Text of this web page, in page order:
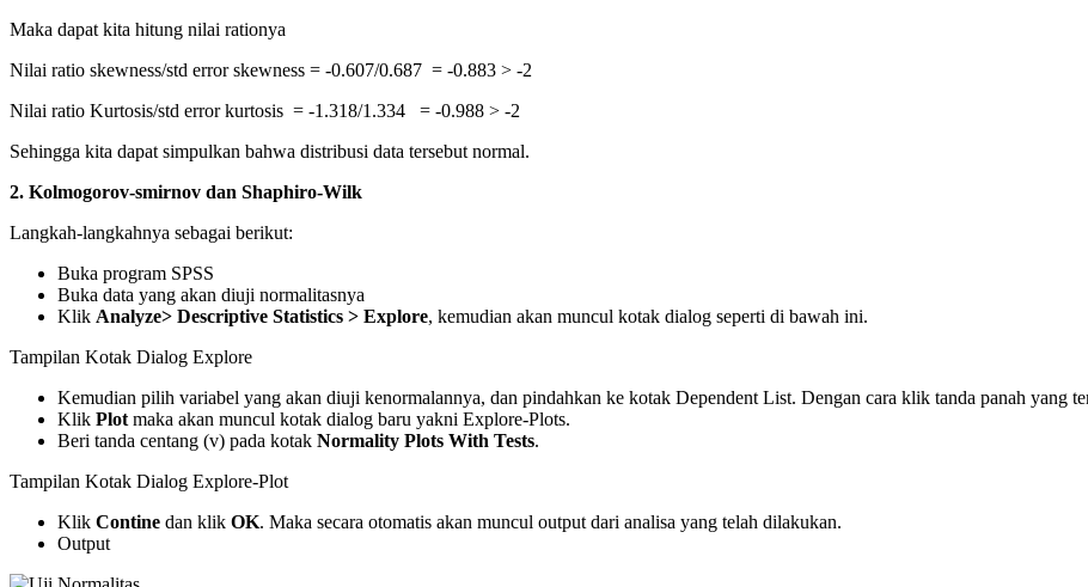
Maka dapat kita hitung nilai rationya
Nilai ratio skewness/std error skewness = -0.607/0.687 = -0.883 > -2
Nilai ratio Kurtosis/std error kurtosis = -1.318/1.334 = -0.988 > -2
Sehingga kita dapat simpulkan bahwa distribusi data tersebut normal.
2. Kolmogorov-smirnov dan Shaphiro-Wilk
Langkah-langkahnya sebagai berikut:
Buka program SPSS
Buka data yang akan diuji normalitasnya
Klik Analyze> Descriptive Statistics > Explore, kemudian akan muncul kotak dialog seperti di bawah ini.
Tampilan Kotak Dialog Explore
Kemudian pilih variabel yang akan diuji kenormalannya, dan pindahkan ke kotak Dependent List. Dengan cara klik tanda panah yang
Klik Plot maka akan muncul kotak dialog baru yakni Explore-Plots.
Beri tanda centang (v) pada kotak Normality Plots With Tests.
Tampilan Kotak Dialog Explore-Plot
Klik Contine dan klik OK. Maka secara otomatis akan muncul output dari analisa yang telah dilakukan.
Output